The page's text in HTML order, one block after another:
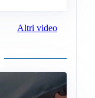
Altri video